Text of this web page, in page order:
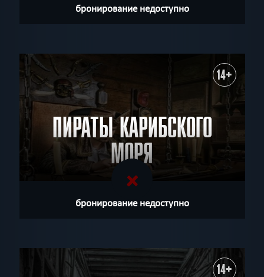
бронирование недоступно
14+
ПИРАТЫ КАРИБСКОГО
МОРЯ
бронирование недоступно
14+